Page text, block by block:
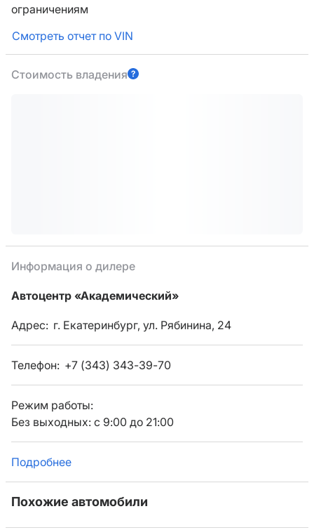
ограничениям
Смотреть отчет по VIN
Стоимость владения
Информация о дилере
Автоцентр «Академический»
Адрес: г. Екатеринбург, ул. Рябинина, 24
Телефон: +7 (343) 343-39-70
Режим работы:
Без выходных: с 9:00 до 21:00
Подробнее
Похожие автомобили